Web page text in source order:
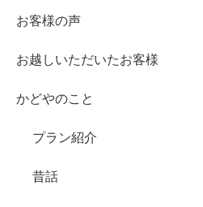
お客様の声
お越しいただいたお客様
かどやのこと
プラン紹介
昔話